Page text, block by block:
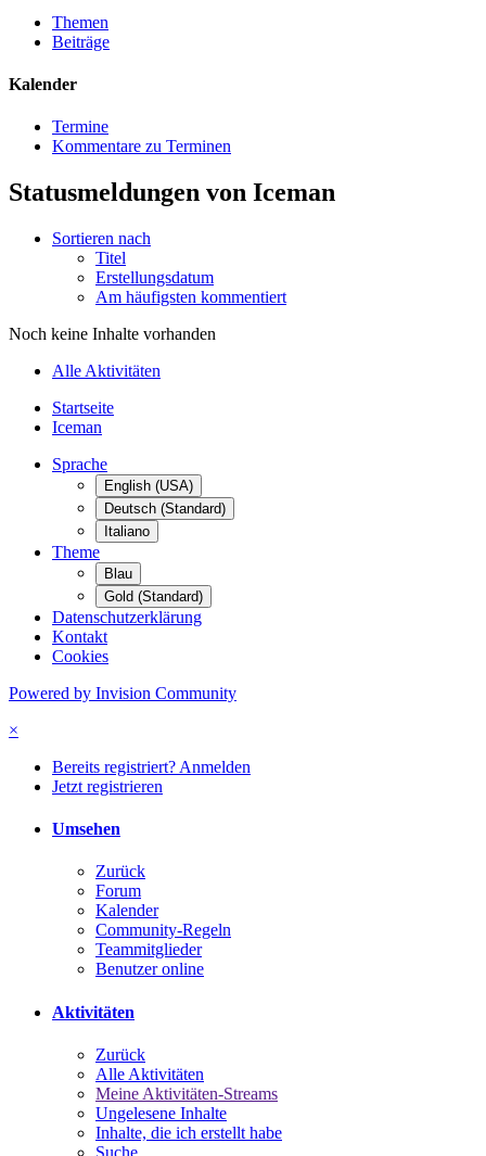
Themen
Beiträge
Kalender
Termine
Kommentare zu Terminen
Statusmeldungen von Iceman
Sortieren nach
Titel
Erstellungsdatum
Am häufigsten kommentiert
Noch keine Inhalte vorhanden
Alle Aktivitäten
Startseite
Iceman
Sprache
English (USA)
Deutsch (Standard)
Italiano
Theme
Blau
Gold (Standard)
Datenschutzerklärung
Kontakt
Cookies
Powered by Invision Community
×
Bereits registriert? Anmelden
Jetzt registrieren
Umsehen
Zurück
Forum
Kalender
Community-Regeln
Teammitglieder
Benutzer online
Aktivitäten
Zurück
Alle Aktivitäten
Meine Aktivitäten-Streams
Ungelesene Inhalte
Inhalte, die ich erstellt habe
Suche